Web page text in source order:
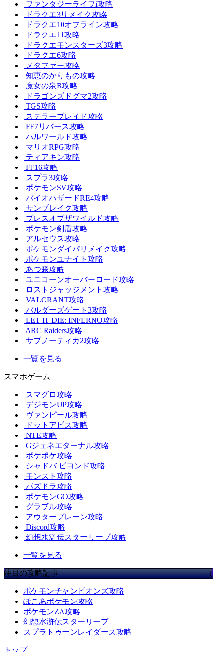
ファンタジーライフi攻略
ドラクエ3リメイク攻略
ドラクエ10オフライン攻略
ドラクエ11攻略
ドラクエモンスターズ3攻略
ドラクエ6攻略
メタファー攻略
知恵のかりもの攻略
魔女の泉R攻略
ドラゴンズドグマ2攻略
TGS攻略
ステラーブレイド攻略
FF7リバース攻略
パルワールド攻略
マリオRPG攻略
ティアキン攻略
FF16攻略
スプラ3攻略
ポケモンSV攻略
バイオハザードRE4攻略
サンブレイク攻略
ブレスオブザワイルド攻略
ポケモン剣盾攻略
アルセウス攻略
ポケモンダイパリメイク攻略
ポケモンユナイト攻略
あつ森攻略
ユニコーンオーバーロード攻略
ロストジャッジメント攻略
VALORANT攻略
バルダーズゲート3攻略
LET IT DIE: INFERNO攻略
ARC Raiders攻略
サブノーティカ2攻略
一覧を見る
スマホゲーム
スマグロ攻略
デジモンUP攻略
ヴァンピール攻略
ドットアビス攻略
NTE攻略
Gジェネエターナル攻略
ポケポケ攻略
シャドバ ビヨンド攻略
モンスト攻略
パズドラ攻略
ポケモンGO攻略
グラブル攻略
アウタープレーン攻略
Discord攻略
幻想水滸伝スターリープ攻略
一覧を見る
注目の攻略記事
ポケモンチャンピオンズ攻略
ぽこあポケモン攻略
ポケモンZA攻略
幻想水滸伝スターリープ
スプラトゥーンレイダース攻略
トップ